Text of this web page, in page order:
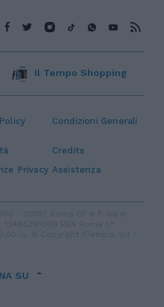
Condizioni Generali
Credits
Privacy Assistenza
Il Tempo Shopping
SU